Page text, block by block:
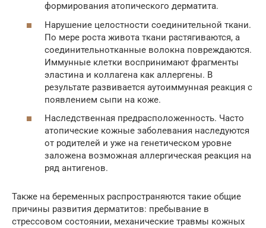
формирования атопического дерматита.
Нарушение целостности соединительной ткани.
По мере роста живота ткани растягиваются, а
соединительнотканные волокна повреждаются.
Иммунные клетки воспринимают фрагменты
эластина и коллагена как аллергены. В
результате развивается аутоиммунная реакция с
появлением сыпи на коже.
Наследственная предрасположенность. Часто
атопические кожные заболевания наследуются
от родителей и уже на генетическом уровне
заложена возможная аллергическая реакция на
ряд антигенов.
Также на беременных распространяются такие общие
причины развития дерматитов: пребывание в
стрессовом состоянии, механические травмы кожных